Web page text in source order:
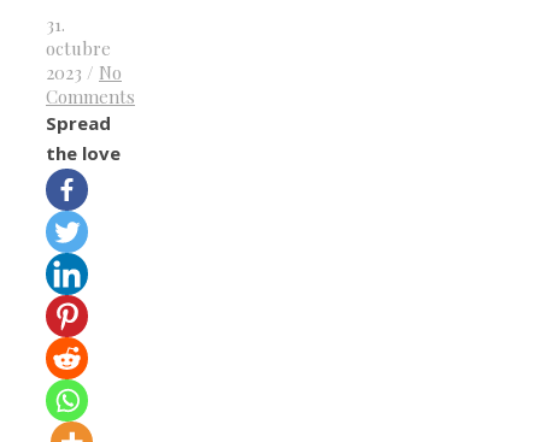
31.
octubre
2023 / No
Comments
Spread
the love